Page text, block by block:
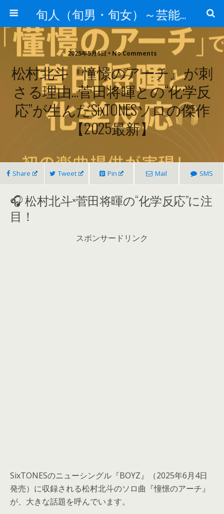
旬人（旬男・旬女）～芸能界等から旬な人・歌等の情報～
2025年5月6日 • No Comments
松村北斗『憧憬のアーチ』が刺
さる理由…菅田将暉との“化学反
応”が生んだSixTONESソロの傑作
【2025最新】
Share Tweet Pin Mail SMS
🎧 松村北斗×菅田将暉の“化学反応”に注
目！
スポンサードリンク
SixTONESのニューシングル『BOYZ』（2025年6月4日
発売）に収録される松村北斗のソロ曲『憧憬のアーチ』
が、大きな話題を呼んでいます。